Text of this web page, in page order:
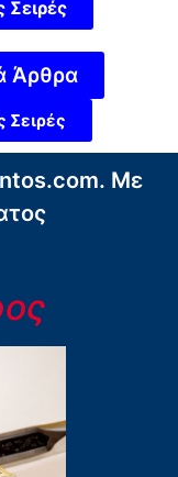
Σειρές
Άρθρα
Σειρές
Με